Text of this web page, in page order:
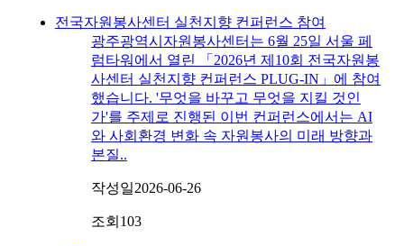
전국자원봉사센터 실천지향 컨퍼런스 참여
광주광역시자원봉사센터는 6월 25일 서울 페
럼타워에서 열린 「2026년 제10회 전국자원봉
사센터 실천지향 컨퍼런스 PLUG-IN」에 참여
했습니다. '무엇을 바꾸고 무엇을 지킬 것인
가'를 주제로 진행된 이번 컨퍼런스에서는 AI
와 사회환경 변화 속 자원봉사의 미래 방향과
본질..
작성일2026-06-26
조회 103